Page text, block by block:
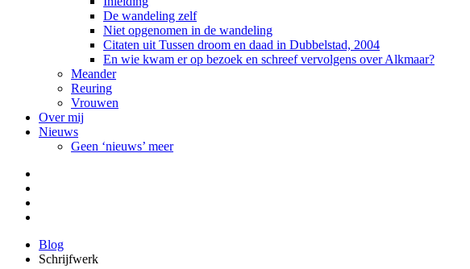
De wandeling zelf
Niet opgenomen in de wandeling
Citaten uit Tussen droom en daad in Dubbelstad, 2004
En wie kwam er op bezoek en schreef vervolgens over Alkmaar?
Meander
Reuring
Vrouwen
Over mij
Nieuws
Geen ‘nieuws’ meer
Blog
Schrijfwerk